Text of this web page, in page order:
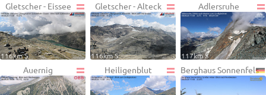
Gletscher - Eissee
116km S
Gletscher - Alteck
116km S
Adlersruhe
117km S
Auernig Heiligenblut Berghaus Sonnenfels